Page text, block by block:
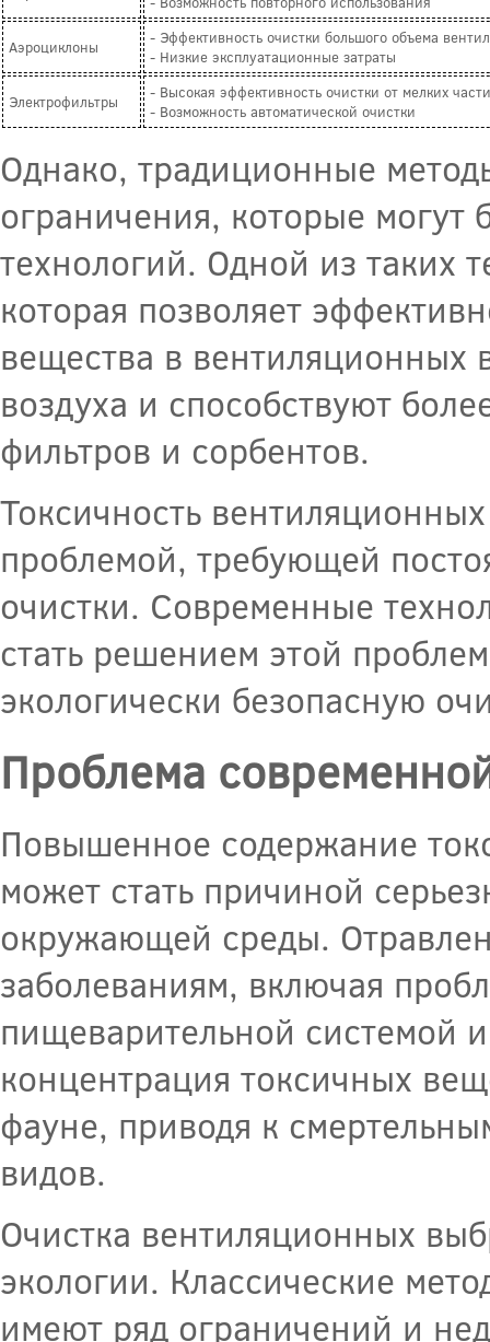
Аэроциклоны
- Эффективность очистки большого объема
- Низкие эксплуатационные затраты
Электрофильтры
- Высокая эффективность очистки от мелких
- Возможность автоматической очистки
Однако, традиционные
ограничения, которые
технологий. Одной из таких
которая позволяет
вещества в вентиляционных
воздуха и способствуют
фильтров и сорбентов.
Токсичность
проблемой, требующей
очистки. Современные
стать решением этой
экологически безопасную
Проблема
Повышенное содержание
может стать причиной
окружающей среды.
заболеваниям, включая
пищеварительной системой
концентрация токсичных
фауне, приводя к
видов.
Очистка вентиляционных
экологии. Классические
имеют ряд ограничений и